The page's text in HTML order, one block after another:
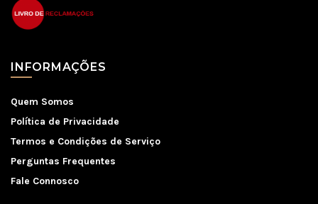
INFORMAÇÕES
Quem Somos
Política de Privacidade
Termos e Condições de Serviço
Perguntas Frequentes
Fale Connosco